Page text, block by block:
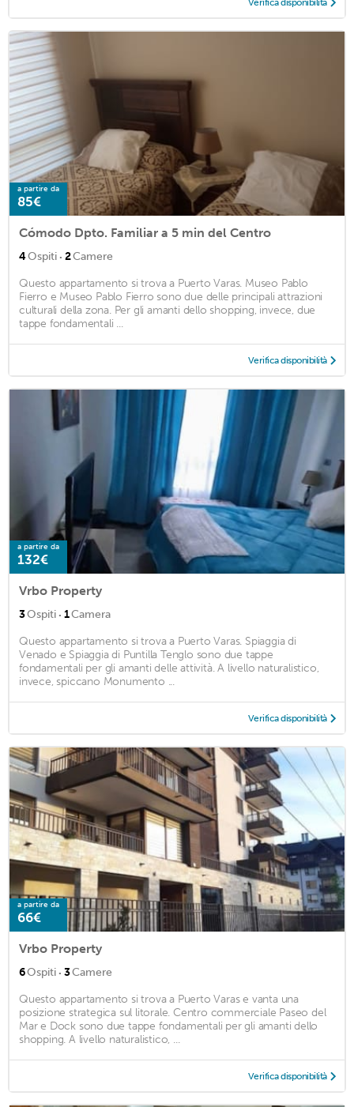
a partire da
85€
Cómodo Dpto. Familiar a 5 min del Centro
4Ospiti · 2Camere
Questo appartamento si trova a Puerto Varas. Museo Pablo
Fierro e Museo Pablo Fierro sono due delle principali attrazioni
culturali della zona. Per gli amanti dello shopping, invece, due
tappe fondamentali ...
Verifica disponibilità
a partire da
132€
Vrbo Property
3Ospiti · 1Camera
Questo appartamento si trova a Puerto Varas. Spiaggia di
Venado e Spiaggia di Puntilla Tenglo sono due tappe
fondamentali per gli amanti delle attività. A livello naturalistico,
invece, spiccano Monumento ...
Verifica disponibilità
a partire da
66€
Vrbo Property
6Ospiti · 3Camere
Questo appartamento si trova a Puerto Varas e vanta una
posizione strategica sul litorale. Centro commerciale Paseo del
Mar e Dock sono due tappe fondamentali per gli amanti dello
shopping. A livello naturalistico, ...
Verifica disponibilità